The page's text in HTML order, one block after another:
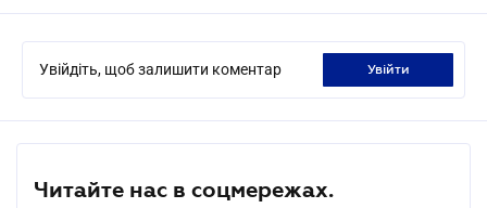
Увійдіть, щоб залишити коментар увійти
Читайте нас в соцмережах.